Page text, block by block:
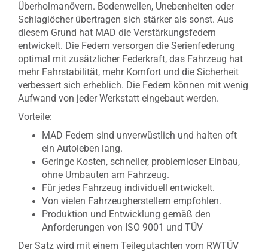
Überholmanövern. Bodenwellen, Unebenheiten oder
Schlaglöcher übertragen sich stärker als sonst. Aus
diesem Grund hat MAD die Verstärkungsfedern
entwickelt. Die Federn versorgen die Serienfederung
optimal mit zusätzlicher Federkraft, das Fahrzeug hat
mehr Fahrstabilität, mehr Komfort und die Sicherheit
verbessert sich erheblich. Die Federn können mit wenig
Aufwand von jeder Werkstatt eingebaut werden.
Vorteile:
MAD Federn sind unverwüstlich und halten oft
ein Autoleben lang.
Geringe Kosten, schneller, problemloser Einbau,
ohne Umbauten am Fahrzeug.
Für jedes Fahrzeug individuell entwickelt.
Von vielen Fahrzeugherstellern empfohlen.
Produktion und Entwicklung gemäß den
Anforderungen von ISO 9001 und TÜV
Der Satz wird mit einem Teilegutachten vom RWTÜV